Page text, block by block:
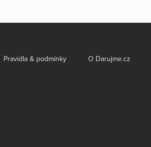
Pravidla & podmínky O Darujme.cz